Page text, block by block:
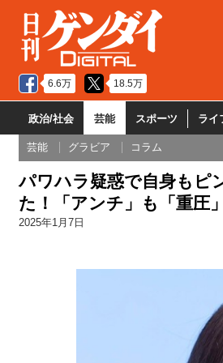
6.6万 18.5万
政治/社会 芸能 スポーツ ライ
芸能 グラビア コラム
パワハラ疑惑で自身もピ
た！「アンチ」も「重圧
2025年1月7日